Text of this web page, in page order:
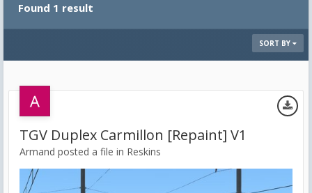
Found 1 result
SORT BY
TGV Duplex Carmillon [Repaint] V1
Armand posted a file in Reskins